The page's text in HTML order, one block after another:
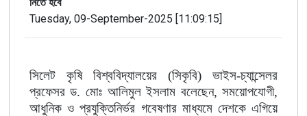
Tuesday, 09-September-2025 [11:09:15]
সিলেট কৃষি বিশ্ববিদ্যালয়ের (সিকৃবি) ভাইস-চ্যান্সেলর
প্রফেসর ড. মোঃ আলিমুল ইসলাম বলেছেন, সময়োপযোগী,
আধুনিক ও প্রযুক্তিনির্ভর গবেষণার মাধ্যমে দেশকে এগিয়ে